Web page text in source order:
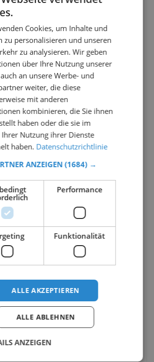
Cookies, um Inhalte und
zu personalisieren und unseren
zu analysieren. Wir geben
über Ihre Nutzung unserer
an unsere Werbe- und
weiter, die diese
mit anderen
kombinieren, die Sie ihnen
haben oder die sie im
Ihrer Nutzung ihrer Dienste
haben. Datenschutzrichtlinie
ANZEIGEN (1684) →
Performance
Funktionalität
ALLE AKZEPTIEREN
ALLE ABLEHNEN
ANZEIGEN